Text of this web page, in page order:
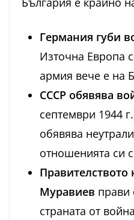
Германия губи
Източна Европа
армия вече е на
СССР обявява
септември 1944
обявява
отношенията си
Правителството
Муравиев прави
страната от